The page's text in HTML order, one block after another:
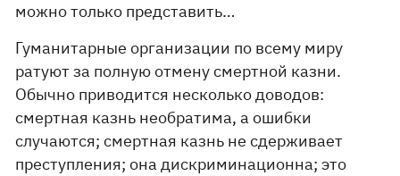
можно только представить…
Гуманитарные организации по всему миру
ратуют за полную отмену смертной казни.
Обычно приводится несколько доводов:
смертная казнь необратима, а ошибки
случаются; смертная казнь не сдерживает
преступления; она дискриминационна; это